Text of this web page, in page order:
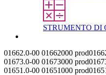
STRUMENTO DI
01662.0-00 01662000
01673.0-00 01673000
01651.0-00 01651000